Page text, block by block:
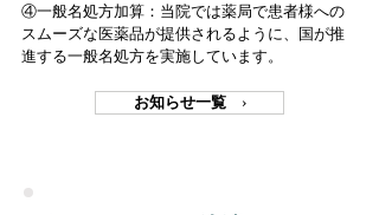
④一般名処方加算：当院では薬局で患者様への
スムーズな医薬品が提供されるように、国が推
進する一般名処方を実施しています。
お知らせ一覧 ›